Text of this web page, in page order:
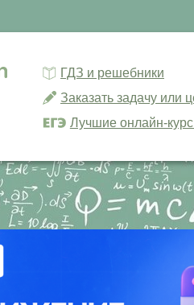
ГДЗ и решебники
Заказать задачу или
Лучшие онлайн-